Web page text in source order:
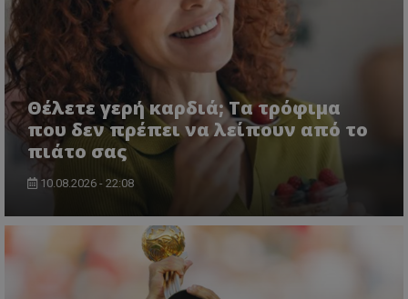
Θέλετε γερή καρδιά; Τα τρόφιμα
που δεν πρέπει να λείπουν από το
πιάτο σας
10.08.2026 - 22:08